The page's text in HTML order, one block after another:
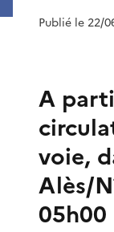
Publié le 22/
A
voie,
Alès/
05h00